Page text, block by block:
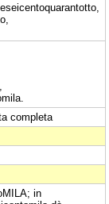
completa
in